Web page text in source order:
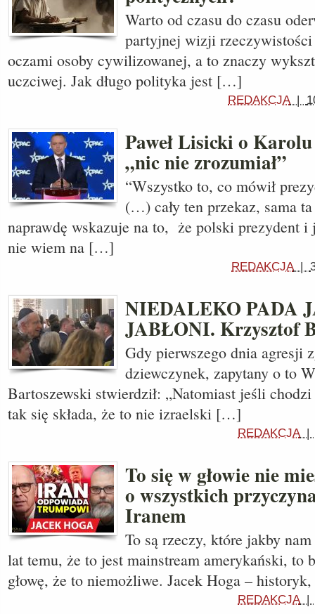
Warto od czasu do czasu
partyjnej wizji rzeczywistości
oczami osoby cywilizowanej, a to znaczy
uczciwej. Jak długo polityka jest […]
REDAKCJA|
Paweł Lisicki o
„nic nie zrozumiał”
“Wszystko to, co mówił
(…) cały ten przekaz, sama
naprawdę wskazuje na to, że polski prezydent i
nie wiem na […]
REDAKCJA|
NIEDALEKO PADA
JABŁONI. Krzysztof
Gdy pierwszego dnia agresji
dziewczynek, zapytany o to
Bartoszewski stwierdził: „Natomiast jeśli chodzi
tak się składa, że to nie izraelski […]
REDAKCJA
To się w głowie nie
o wszystkich
Iranem
To są rzeczy, które jakby
lat temu, że to jest mainstream amerykański, to
głowę, że to niemożliwe. Jacek Hoga –
REDAKCJA